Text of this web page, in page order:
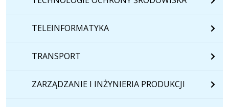
TELEINFORMATYKA
TRANSPORT
ZARZĄDZANIE I INŻYNIERIA PRODUKCJI